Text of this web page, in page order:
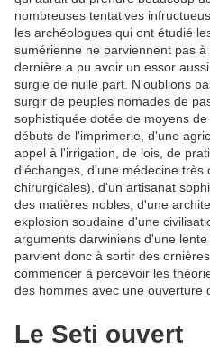
nombreuses tentatives
les archéologues qui ont étudié
sumérienne ne parviennent pas
dernière a pu avoir un essor
surgie de nulle part. N'oublions
surgir de peuples nomades de
sophistiquée dotée de moyens
débuts de l'imprimerie, d'une
appel à l'irrigation, de lois, de
d'échanges, d'une médecine très
chirurgicales), d'un artisanat
des matières nobles, d'une
explosion soudaine d'une
arguments darwiniens d'une
parvient donc à sortir des
commencer à percevoir les
des hommes avec une ouverture
Le Seti ouvert